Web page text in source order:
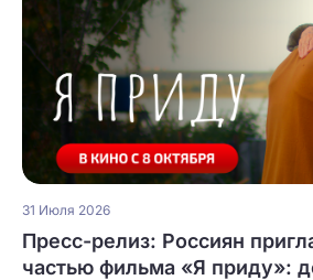
31 Июля 2026
Пресс-релиз: Россиян
частью фильма «Я приду»: